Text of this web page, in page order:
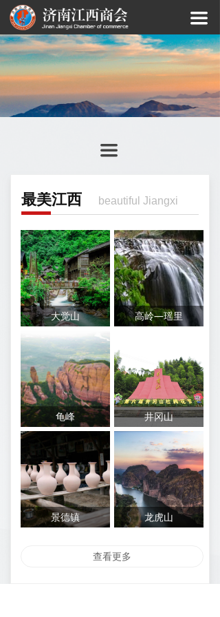
끀
最美江西 beautiful Jiangxi
大觉山 高岭—瑶里
龟峰 井冈山
景德镇 龙虎山
查看更多
끀